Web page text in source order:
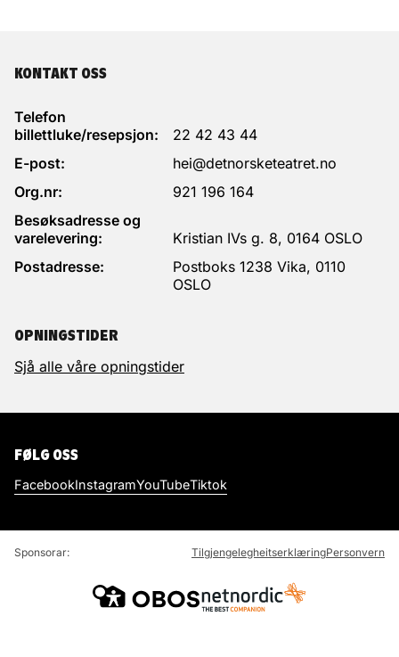
KONTAKT OSS
Telefon
billettluke/resepsjon:
22 42 43 44
E-post:
hei@detnorsketeatret.no
Org.nr:
921 196 164
Besøksadresse og
varelevering:
Kristian IVs g. 8, 0164 OSLO
Postadresse:
Postboks 1238 Vika, 0110
OSLO
OPNINGSTIDER
Sjå alle våre opningstider
FØLG OSS
FacebookInstagramYouTubeTiktok
Sponsorar: TilgjengelegheitserklæringPersonvern